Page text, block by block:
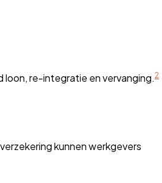
loon, re-integratie en vervanging.2
kunnen werkgevers